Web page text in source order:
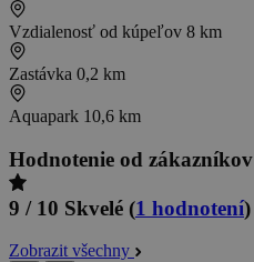
Vzdialenosť od kúpeľov 8 km
Zastávka 0,2 km
Aquapark 10,6 km
Hodnotenie od zákazníkov
9 / 10 Skvelé (1 hodnotení)
Zobrazit všechny